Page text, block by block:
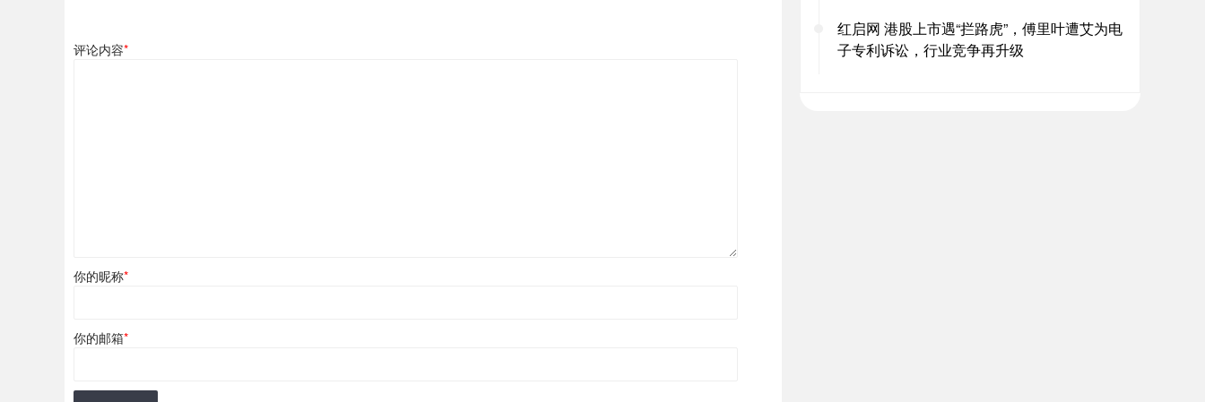
评论内容*
你的昵称*
你的邮箱*
红启网 港股上市遇“拦路虎”，傅里叶遭艾为电
子专利诉讼，行业竞争再升级